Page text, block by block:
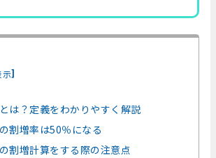
示]
は？定義をわかりやすく解説
割増率は50％になる
割増計算をする際の注意点